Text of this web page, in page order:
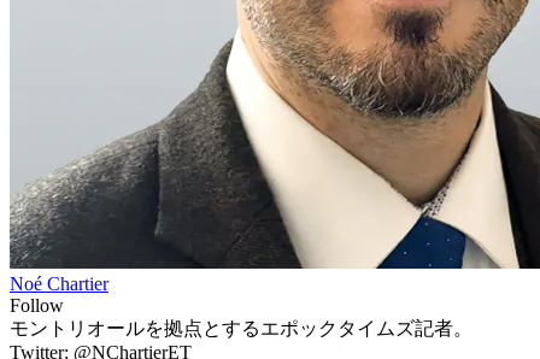
Noé Chartier
Follow
モントリオールを拠点とするエポックタイムズ記者。
Twitter: @NChartierET